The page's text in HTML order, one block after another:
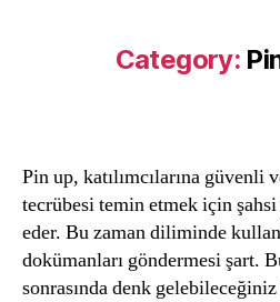
Category:
Pin up, katılımcılarına güvenli
tecrübesi temin etmek için
eder. Bu zaman diliminde
dokümanları göndermesi şart.
sonrasında denk